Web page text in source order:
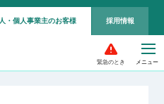
・個人事業主のお客様 採用情報
緊急のとき